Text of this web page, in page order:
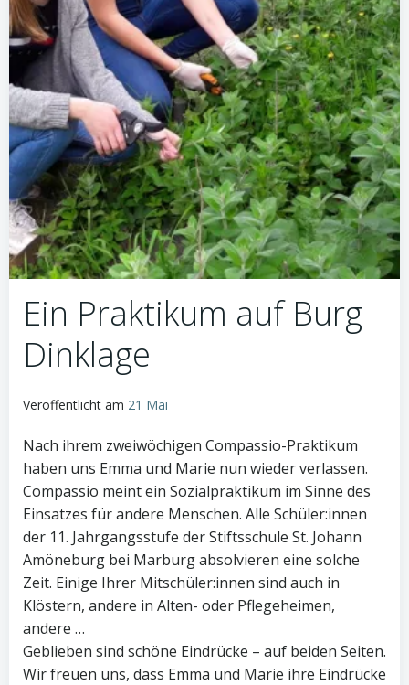
Ein Praktikum auf Burg
Dinklage
Veröffentlicht am 21 Mai
Nach ihrem zweiwöchigen Compassio-Praktikum
haben uns Emma und Marie nun wieder verlassen.
Compassio meint ein Sozialpraktikum im Sinne des
Einsatzes für andere Menschen. Alle Schüler:innen
der 11. Jahrgangsstufe der Stiftsschule St. Johann
Amöneburg bei Marburg absolvieren eine solche
Zeit. Einige Ihrer Mitschüler:innen sind auch in
Klöstern, andere in Alten- oder Pflegeheimen,
andere …
Geblieben sind schöne Eindrücke – auf beiden Seiten.
Wir freuen uns, dass Emma und Marie ihre Eindrücke